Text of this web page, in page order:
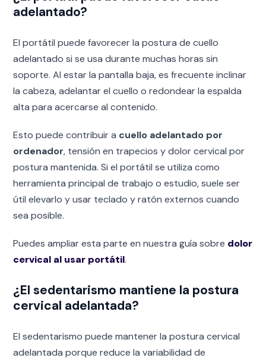
adelantado?
El portátil puede favorecer la postura de cuello
adelantado si se usa durante muchas horas sin
soporte. Al estar la pantalla baja, es frecuente inclinar
la cabeza, adelantar el cuello o redondear la espalda
alta para acercarse al contenido.
Esto puede contribuir a cuello adelantado por
ordenador, tensión en trapecios y dolor cervical por
postura mantenida. Si el portátil se utiliza como
herramienta principal de trabajo o estudio, suele ser
útil elevarlo y usar teclado y ratón externos cuando
sea posible.
Puedes ampliar esta parte en nuestra guía sobre dolor
cervical al usar portátil.
¿El sedentarismo mantiene la postura
cervical adelantada?
El sedentarismo puede mantener la postura cervical
adelantada porque reduce la variabilidad de